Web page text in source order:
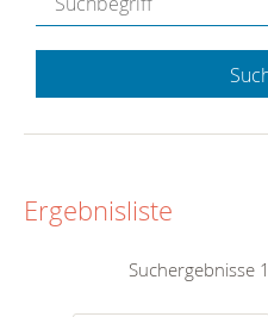
Ergebnisliste
Suchergebnisse